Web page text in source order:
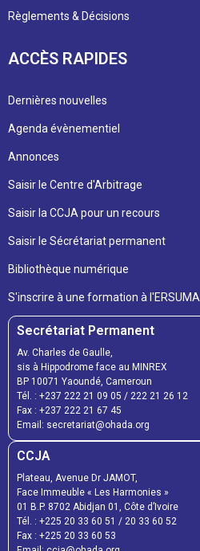
Règlements & Décisions
ACCÈS RAPIDES
Dernières nouvelles
Agenda évènementiel
Annonces
Saisir le Centre d'Arbitrage
Saisir la CCJA pour un recours
Saisir le Sécrétariat permanent
Bibliothèque numérique
S'inscrire à une formation à l'ERSUMA
Secrétariat Permanent
Av. Charles de Gaulle,
sis à Hippodrome face au MINREX
BP 10071 Yaoundé, Cameroun
Tél. : +237 222 21 09 05 / 222 21 26 12
Fax : +237 222 21 67 45
Email: secretariat@ohada.org
CCJA
Plateau, Avenue Dr JAMOT,
Face Immeuble « Les Harmonies »
01 B.P. 8702 Abidjan 01, Côte d’Ivoire
Tél. : +225 20 33 60 51 / 20 33 60 52
Fax : +225 20 33 60 53